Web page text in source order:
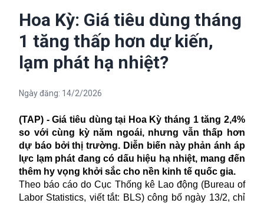
Hoa Kỳ: Giá tiêu dùng tháng
1 tăng thấp hơn dự kiến,
lạm phát hạ nhiệt?
Ngày đăng: 14/2/2026
(TAP) - Giá tiêu dùng tại Hoa Kỳ tháng 1 tăng 2,4%
so với cùng kỳ năm ngoái, nhưng vẫn thấp hơn
dự báo bởi thị trường. Diễn biến này phản ánh áp
lực lạm phát đang có dấu hiệu hạ nhiệt, mang đến
thêm hy vọng khởi sắc cho nền kinh tế quốc gia.
Theo báo cáo do Cục Thống kê Lao động (Bureau of
Labor Statistics, viết tắt: BLS) công bố ngày 13/2, chỉ